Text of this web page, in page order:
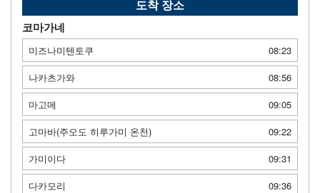
도착 장소
코마가네
미즈나미텐토쿠
08:23
나카츠가와
08:56
마고메
09:05
고마바(주오도 히루가미 온천)
09:22
가미이다
09:31
다카모리
09:36